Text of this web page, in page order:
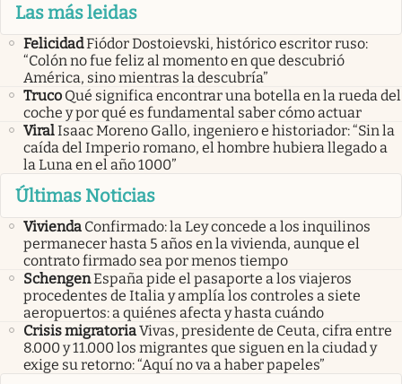
Las más leidas
FelicidadFiódor Dostoievski, histórico escritor ruso:
“Colón no fue feliz al momento en que descubrió
América, sino mientras la descubría”
Truco Qué significa encontrar una botella en la rueda del
coche y por qué es fundamental saber cómo actuar
ViralIsaac Moreno Gallo, ingeniero e historiador: “Sin la
caída del Imperio romano, el hombre hubiera llegado a
la Luna en el año 1000”
Últimas Noticias
Vivienda Confirmado: la Ley concede a los inquilinos
permanecer hasta 5 años en la vivienda, aunque el
contrato firmado sea por menos tiempo
SchengenEspaña pide el pasaporte a los viajeros
procedentes de Italia y amplía los controles a siete
aeropuertos: a quiénes afecta y hasta cuándo
Crisis migratoriaVivas, presidente de Ceuta, cifra entre
8.000 y 11.000 los migrantes que siguen en la ciudad y
exige su retorno: “Aquí no va a haber papeles”